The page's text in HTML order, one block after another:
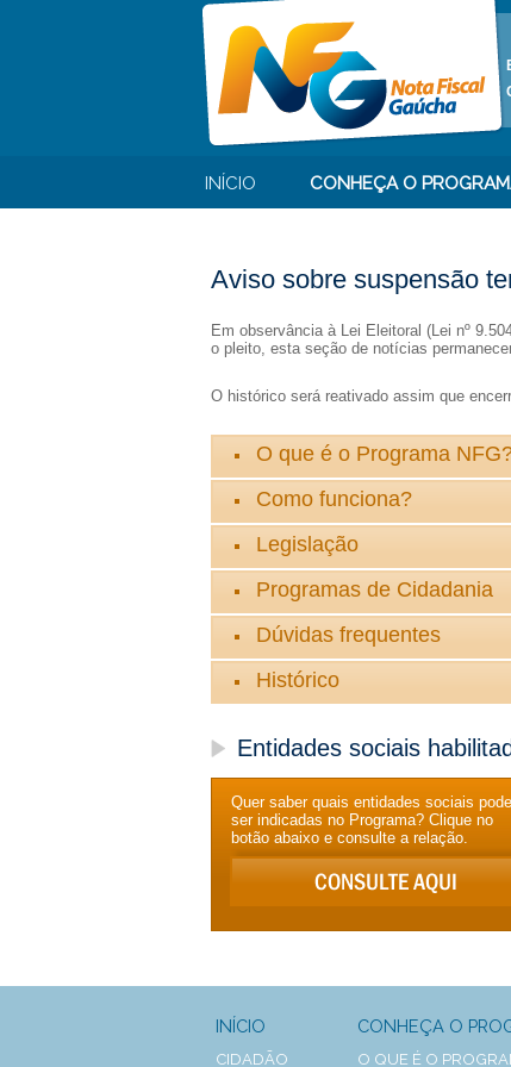
INÍCIO CONHEÇA O
Aviso sobre suspensão
Em observância à Lei Eleitoral (Lei nº
o pleito, esta seção de notícias
O histórico será reativado assim que
O que é o Programa
Como funciona?
Legislação
Programas de Cidadania
Dúvidas frequentes
Histórico
Entidades sociais
Quer saber quais entidades sociais
ser indicadas no Programa? Clique no
botão abaixo e consulte a relação.
INÍCIO
CIDADÃO
CONHEÇA O
O QUE É O